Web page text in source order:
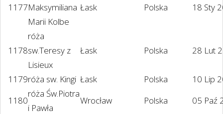
1177Maksymiliana
Marii Kolbe
Łask Polska 18 Sty
1178
róża
sw.Teresy z
Lisieux
Łask Polska 28 Lut
1179róża sw. Kingi Łask Polska
10 Lip
1180
róża Św.Piotra
i Pawła
Wrocław Polska 05 Paź